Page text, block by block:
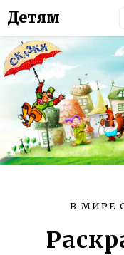
Детям
В МИРЕ